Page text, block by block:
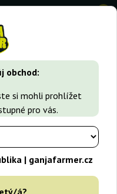
obchod:
si mohli prohlížet
pro vás.
| ganjafarmer.cz
0
Sativa semena